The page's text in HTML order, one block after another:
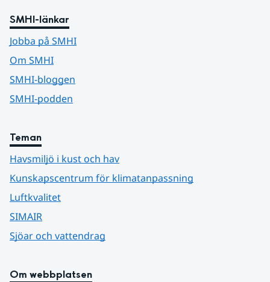
SMHI-länkar
Jobba på SMHI
Om SMHI
SMHI-bloggen
SMHI-podden
Teman
Havsmiljö i kust och hav
Kunskapscentrum för klimatanpassning
Luftkvalitet
SIMAIR
Sjöar och vattendrag
Om webbplatsen